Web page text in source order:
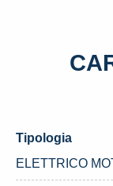
Tipologia
ELETTRICO